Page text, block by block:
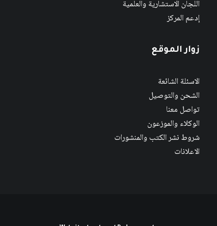
اللجان الاستشارية والعلمية
إدعم المركز
زوار الموقع
الاسئلة الشائعة
الشحن والتوصيل
تواصل معنا
الوكلاء والموزعون
شروط نشر الكتب والمنشورات
الاعلانات